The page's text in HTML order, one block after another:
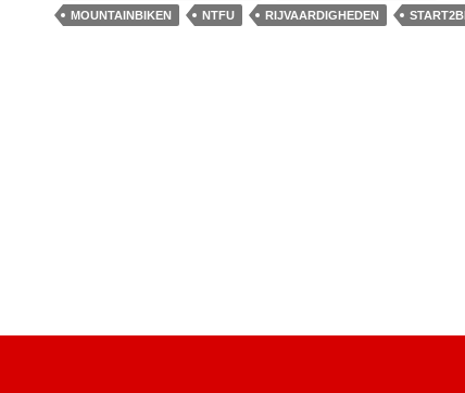
MOUNTAINBIKEN
NTFU RIJVAARDIGHEDEN